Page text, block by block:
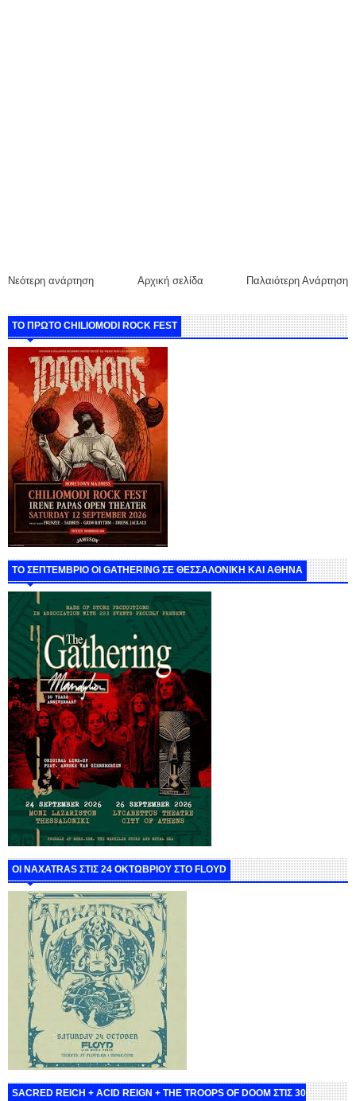
Νεότερη ανάρτηση Παλαιότερη Ανάρτηση
Αρχική σελίδα
ΤΟ ΠΡΩΤΟ CHILIOMODI ROCK FEST
ΤΟ ΣΕΠΤΕΜΒΡΙΟ ΟΙ GATHERING ΣΕ ΘΕΣΣΑΛΟΝΙΚΗ ΚΑΙ ΑΘΗΝΑ
ΟΙ NAXATRAS ΣΤΙΣ 24 ΟΚΤΩΒΡΙΟΥ ΣΤΟ FLOYD
SACRED REICH + ACID REIGN + THE TROOPS OF DOOM ΣΤΙΣ 30